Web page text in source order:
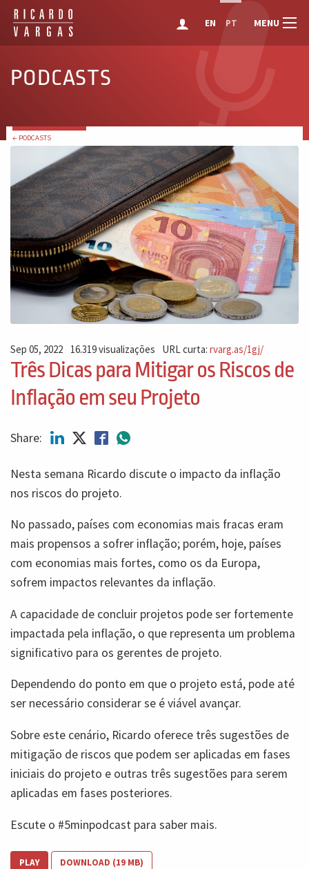
EN PT MENU
PODCASTS
← PODCASTS
Sep 05, 2022 16.319 visualizações URL curta:rvarg.as/1gj/
Três Dicas para Mitigar os Riscos de
Inflação em seu Projeto
Share:
Nesta semana Ricardo discute o impacto da inflação
nos riscos do projeto.
No passado, países com economias mais fracas eram
mais propensos a sofrer inflação; porém, hoje, países
com economias mais fortes, como os da Europa,
sofrem impactos relevantes da inflação.
A capacidade de concluir projetos pode ser fortemente
impactada pela inflação, o que representa um problema
significativo para os gerentes de projeto.
Dependendo do ponto em que o projeto está, pode até
ser necessário considerar se é viável avançar.
Sobre este cenário, Ricardo oferece três sugestões de
mitigação de riscos que podem ser aplicadas em fases
iniciais do projeto e outras três sugestões para serem
aplicadas em fases posteriores.
Escute o #5minpodcast para saber mais.
PLAY DOWNLOAD (19 MB)